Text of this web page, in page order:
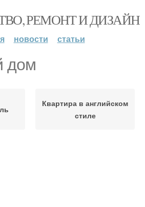
РЕМОНТ И ДИЗАЙН
новости статьи
дом
Квартира в английском
стиле